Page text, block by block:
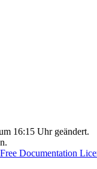
16:15 Uhr geändert.
Documentation